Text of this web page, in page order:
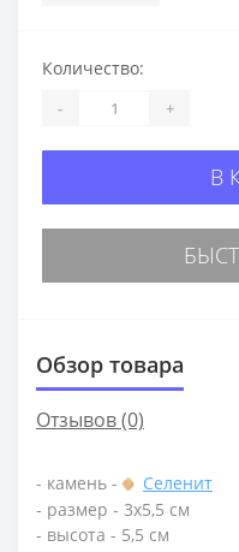
Количество:
- +
В
Обзор товара
Отзывов (0)
- камень -
Селенит
- размер - 3х5,5 см
- высота - 5,5 см